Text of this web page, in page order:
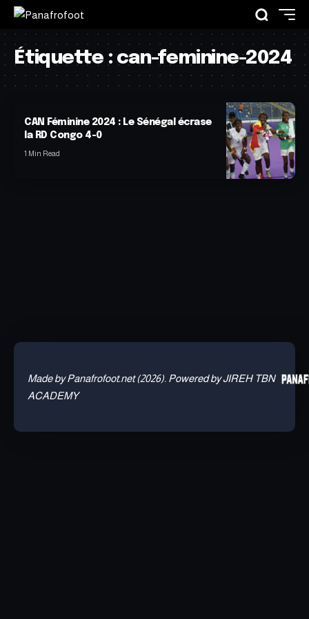
Étiquette : can-feminine-2024
CAN Féminine 2024 : Le Sénégal écrase
la RD Congo 4-0
1 Min Read
Made by Panafrofoot.net (2026). Powered by JIREH TBN
ACADEMY